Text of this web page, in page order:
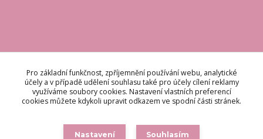
KONTAKT
Odpovídáme do 48 hodin.
Pro základní funkčnost, zpříjemnění používání webu, analytické
účely a v případě udělení souhlasu také pro účely cílení reklamy
využíváme soubory cookies. Nastavení vlastních preferencí
cookies můžete kdykoli upravit odkazem ve spodní části stránek.
Nastavení Souhlasím